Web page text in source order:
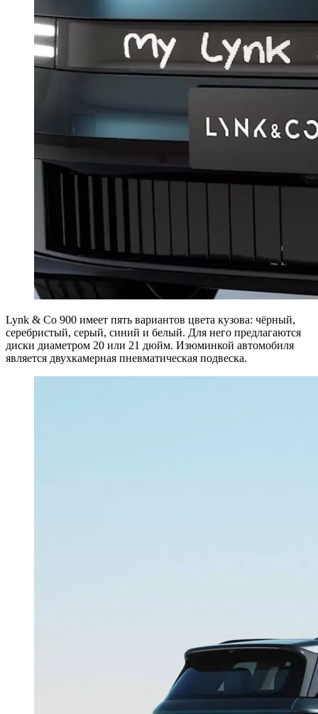
Lynk & Co 900 имеет пять вариантов цвета кузова: чёрный,
серебристый, серый, синий и белый. Для него предлагаются
диски диаметром 20 или 21 дюйм. Изюминкой автомобиля
является двухкамерная пневматическая подвеска.